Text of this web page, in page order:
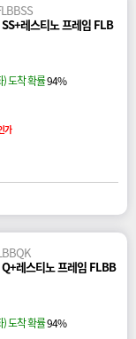
레스티노 프레임 FLB
도착 확률94%
가
레스티노 프레임 FLBB
도착 확률94%